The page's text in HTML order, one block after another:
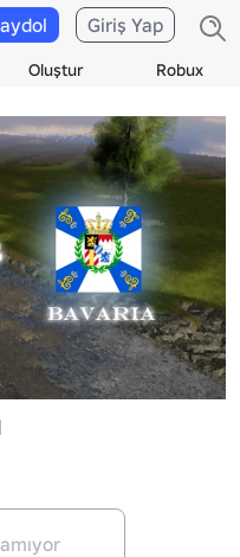
Oluştur Robux
Giriş Yap